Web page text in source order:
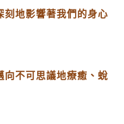
刻地影響著我們的身心
向不可思議地療癒、蛻